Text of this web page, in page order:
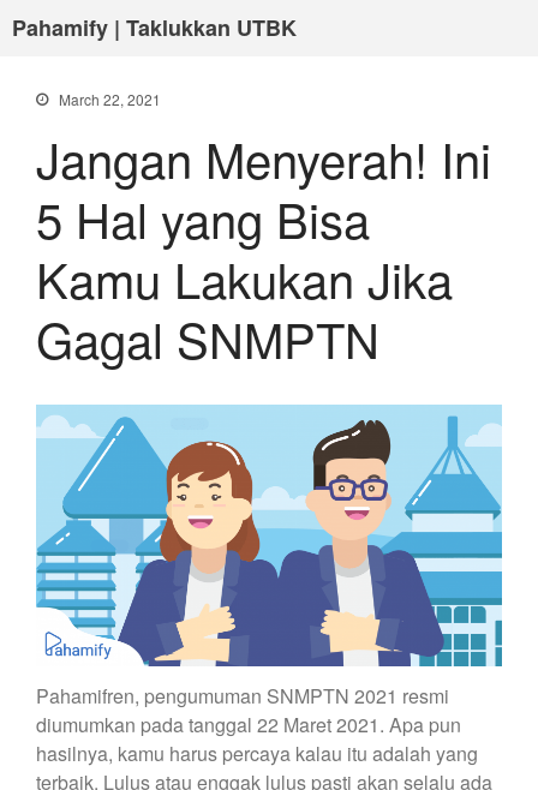
Pahamify | Taklukkan UTBK
March 22, 2021
Jangan Menyerah! Ini
5 Hal yang Bisa
Kamu Lakukan Jika
Gagal SNMPTN
Pahamifren, pengumuman SNMPTN 2021 resmi
diumumkan pada tanggal 22 Maret 2021. Apa pun
hasilnya, kamu harus percaya kalau itu adalah yang
terbaik. Lulus atau enggak lulus pasti akan selalu ada